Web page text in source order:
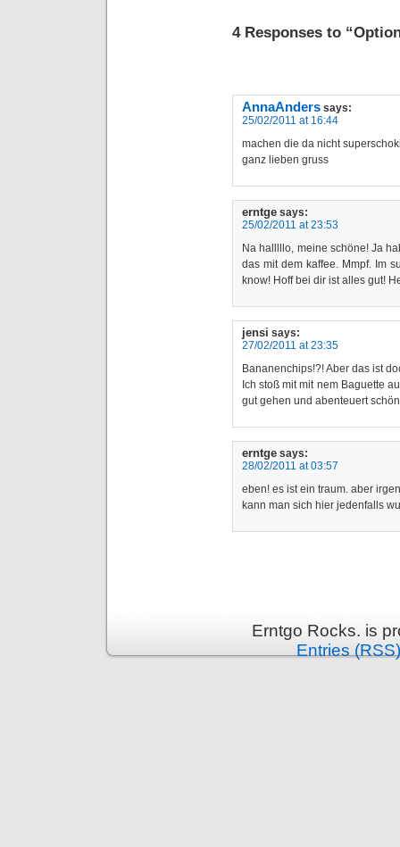
4 Responses to
AnnaAnders says:
25/02/2011 at 16:44
machen die da nicht
ganz lieben gruss
erntge says:
25/02/2011 at 23:53
Na halllllo, meine schöne! Ja
das mit dem kaffee. Mmpf. Im
know! Hoff bei dir ist alles gut!
jensi says:
27/02/2011 at 23:35
Bananenchips!?! Aber das ist
Ich stoß mit mit nem Baguette
gut gehen und abenteuert
erntge says:
28/02/2011 at 03:57
eben! es ist ein traum. aber
kann man sich hier jedenfalls
Erntgo Rocks. is
Entries (RSS)